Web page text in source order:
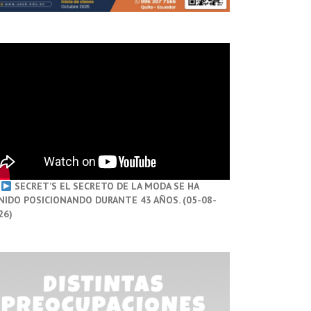
SECRET’S EL SECRETO DE LA MODA SE HA
POSICIONANDO DURANTE 43 AÑOS. (05-08-